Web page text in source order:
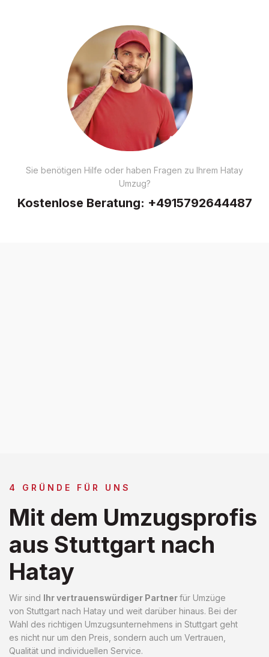
Sie benötigen Hilfe oder haben Fragen zu Ihrem Hatay
Umzug?
Kostenlose Beratung: +4915792644487
4 GRÜNDE FÜR UNS
Mit dem Umzugsprofis
aus Stuttgart nach
Hatay
Wir sind Ihr vertrauenswürdiger Partnerfür Umzüge
von Stuttgart nach Hatay und weit darüber hinaus. Bei der
Wahl des richtigen Umzugsunternehmens in Stuttgart geht
es nicht nur um den Preis, sondern auch um Vertrauen,
Qualität und individuellen Service.